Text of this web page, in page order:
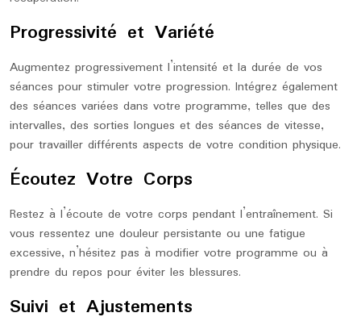
Progressivité et Variété
Augmentez progressivement l’intensité et la durée de vos
séances pour stimuler votre progression. Intégrez également
des séances variées dans votre programme, telles que des
intervalles, des sorties longues et des séances de vitesse,
pour travailler différents aspects de votre condition physique.
Écoutez Votre Corps
Restez à l’écoute de votre corps pendant l’entraînement. Si
vous ressentez une douleur persistante ou une fatigue
excessive, n’hésitez pas à modifier votre programme ou à
prendre du repos pour éviter les blessures.
Suivi et Ajustements